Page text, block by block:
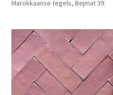
Contact
Marokkaanse tegels, Bejmat 39